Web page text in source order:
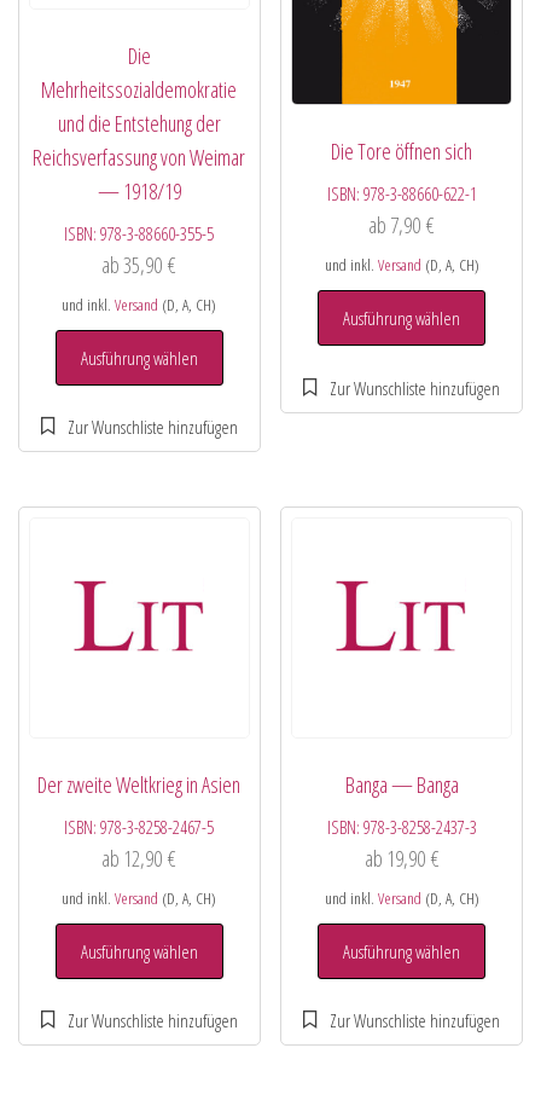
Die
Mehrheitssozialdemokratie
und die Entstehung der
Reichsverfassung von Weimar
— 1918/19
ISBN:978-3-88660-355-5
ab35,90€
und inkl.Versand (D, A, CH)
Ausführung wählen
Die Tore öffnen sich
ISBN: 978-3-88660-622-1
ab 7,90€
und inkl. Versand (D, A, CH)
Ausführung wählen
Der zweite Weltkrieg in Asien
ISBN:978-3-8258-2467-5
ab 12,90€
und inkl.Versand (D, A, CH)
Ausführung wählen
Banga — Banga
ISBN: 978-3-8258-2437-3
ab 19,90 €
und inkl. Versand (D, A, CH)
Ausführung wählen